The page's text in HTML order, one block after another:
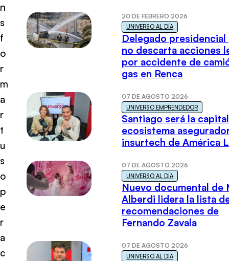
n
s
f
o
r
m
a
r
t
u
s
o
p
e
r
a
c
20 DE FEBRERO 2026
UNIVERSO AL DÍA
Delegado presidencial
no descarta acciones
por accidente de
gas en Renca
07 DE AGOSTO 2026
UNIVERSO EMPRENDEDOR
Santiago será la
ecosistema
insurtech de América
07 DE AGOSTO 2026
UNIVERSO AL DÍA
Nuevo documental de
Alberdi lidera la lista
recomendaciones de
Fernando Zavala
07 DE AGOSTO 2026
UNIVERSO AL DÍA